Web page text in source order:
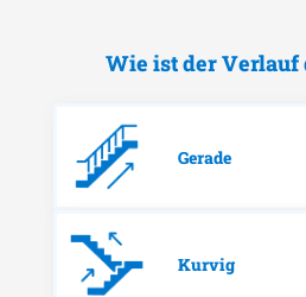
Wie ist der Verlauf
Gerade
Kurvig